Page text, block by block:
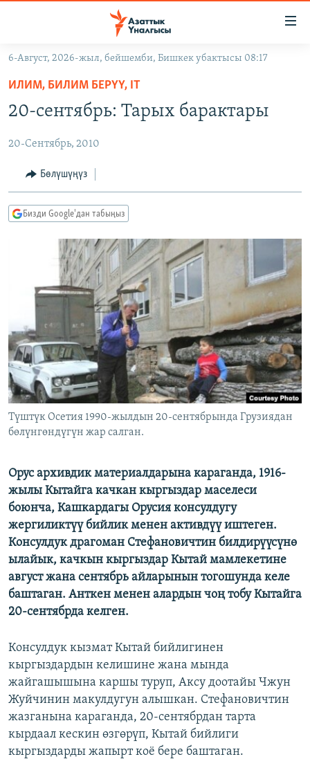
Навигацияга
өтүңүз
салыңыз
САЯСАТ
ЭКОНОМИКА
ДҮЙНӨ
БОРБОР АЗИЯ
УКРАИНА
АТАЙЫН ИЛИКТӨӨ
БҮГҮН АЗАТТЫКТА
ЭКСПЕРТТЕР ТАЛДАЙТ
БИЗ ЖАНА ДҮЙНӨ
ДАНИСТЕ
ЭЖЕ-СИҢДИЛЕР
АЗАТТЫК+
ЫҢГАЙСЫЗ СУРООЛОР
ПОДКАСТ
ӨЗГӨЧӨ ПИКИР
Русский
ОНЛАЙН ШЕРИНЕ
ЭЕ/АРнун бардык сайттары
6-Август, 2026-жыл, бейшемби, Бишкек убактысы 08:17
ИЛИМ, БИЛИМ БЕРҮҮ, IT
20-сентябрь: Тарых барактары
20-Сентябрь, 2010
Бөлүшүңүз
Бизди Google'дан табыңыз
Түштүк Осетия 1990-жылдын 20-сентябрында Грузиядан
бөлүнгөндүгүн жар салган.
Орус архивдик материалдарына караганда, 1916-
жылы Кытайга качкан кыргыздар маселеси
боюнча, Кашкардагы Орусия консулдугу
жергиликтүү бийлик менен активдүү иштеген.
Консулдук драгоман Стефановичтин билдирүүсүнө
ылайык, качкын кыргыздар Кытай мамлекетине
август жана сентябрь айларынын тогошунда келе
баштаган. Анткен менен алардын чоң тобу Кытайга
20-сентябрда келген.
Консулдук кызмат Кытай бийлигинен
кыргыздардын келишине жана мында
жайгашышына каршы туруп, Аксу доотайы Чжун
Жуйчинин макулдугун алышкан. Стефановичтин
жазганына караганда, 20-сентябрдан тарта
кырдаал кескин өзгөрүп, Кытай бийлиги
кыргыздарды жапырт коё бере баштаган.